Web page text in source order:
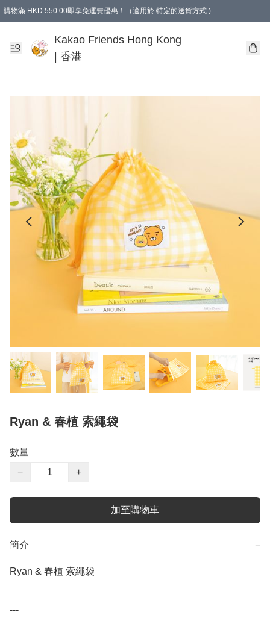
購物滿 HKD 550.00即享免運費優惠！（適用於 特定的送貨方式 )
Kakao Friends Hong Kong
| 香港
Ryan & 春植 索繩袋
數量
−
+
加至購物車
簡介 −
Ryan & 春植 索繩袋
---